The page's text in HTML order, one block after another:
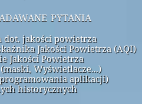
pytania
dot. jakości powietrza
Jakości Powietrza (AQI)
Jakości Powietrza
Wyświetlacze...)
aplikacji)
historycznych